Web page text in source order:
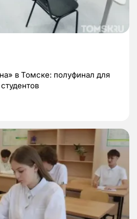
в Томске: полуфинал для